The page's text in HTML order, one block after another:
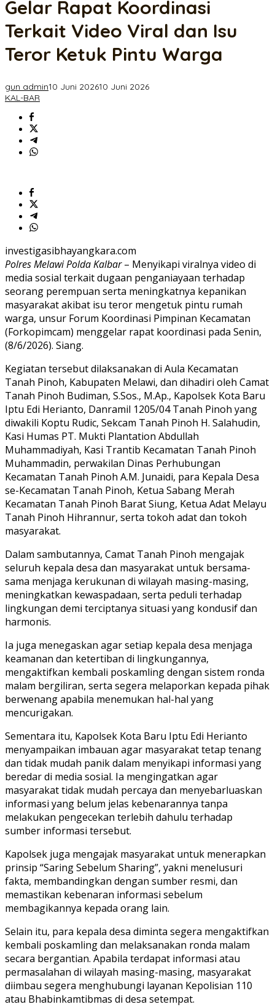
Koordinasi
Video
dan
Ketuk
Gelar Rapat Koordinasi
Terkait Video Viral dan Isu
Teror Ketuk Pintu Warga
gun admin10 Juni 202610 Juni 2026
KAL-BAR
investigasibhayangkara.com
Polres Melawi Polda Kalbar– Menyikapi viralnya video di
media sosial terkait dugaan penganiayaan terhadap
seorang perempuan serta meningkatnya kepanikan
masyarakat akibat isu teror mengetuk pintu rumah
warga, unsur Forum Koordinasi Pimpinan Kecamatan
(Forkopimcam) menggelar rapat koordinasi pada Senin,
(8/6/2026). Siang.
Kegiatan tersebut dilaksanakan di Aula Kecamatan
Tanah Pinoh, Kabupaten Melawi, dan dihadiri oleh Camat
Tanah Pinoh Budiman, S.Sos., M.Ap., Kapolsek Kota Baru
Iptu Edi Herianto, Danramil 1205/04 Tanah Pinoh yang
diwakili Koptu Rudic, Sekcam Tanah Pinoh H. Salahudin,
Kasi Humas PT. Mukti Plantation Abdullah
Muhammadiyah, Kasi Trantib Kecamatan Tanah Pinoh
Muhammadin, perwakilan Dinas Perhubungan
Kecamatan Tanah Pinoh A.M. Junaidi, para Kepala Desa
se-Kecamatan Tanah Pinoh, Ketua Sabang Merah
Kecamatan Tanah Pinoh Barat Siung, Ketua Adat Melayu
Tanah Pinoh Hihrannur, serta tokoh adat dan tokoh
masyarakat.
Dalam sambutannya, Camat Tanah Pinoh mengajak
seluruh kepala desa dan masyarakat untuk bersama-
sama menjaga kerukunan di wilayah masing-masing,
meningkatkan kewaspadaan, serta peduli terhadap
lingkungan demi terciptanya situasi yang kondusif dan
harmonis.
Ia juga menegaskan agar setiap kepala desa menjaga
keamanan dan ketertiban di lingkungannya,
mengaktifkan kembali poskamling dengan sistem ronda
malam bergiliran, serta segera melaporkan kepada pihak
berwenang apabila menemukan hal-hal yang
mencurigakan.
Sementara itu, Kapolsek Kota Baru Iptu Edi Herianto
menyampaikan imbauan agar masyarakat tetap tenang
dan tidak mudah panik dalam menyikapi informasi yang
beredar di media sosial. Ia mengingatkan agar
masyarakat tidak mudah percaya dan menyebarluaskan
informasi yang belum jelas kebenarannya tanpa
melakukan pengecekan terlebih dahulu terhadap
sumber informasi tersebut.
Kapolsek juga mengajak masyarakat untuk menerapkan
prinsip “Saring Sebelum Sharing”, yakni menelusuri
fakta, membandingkan dengan sumber resmi, dan
memastikan kebenaran informasi sebelum
membagikannya kepada orang lain.
Selain itu, para kepala desa diminta segera mengaktifkan
kembali poskamling dan melaksanakan ronda malam
secara bergantian. Apabila terdapat informasi atau
permasalahan di wilayah masing-masing, masyarakat
diimbau segera menghubungi layanan Kepolisian 110
atau Bhabinkamtibmas di desa setempat.